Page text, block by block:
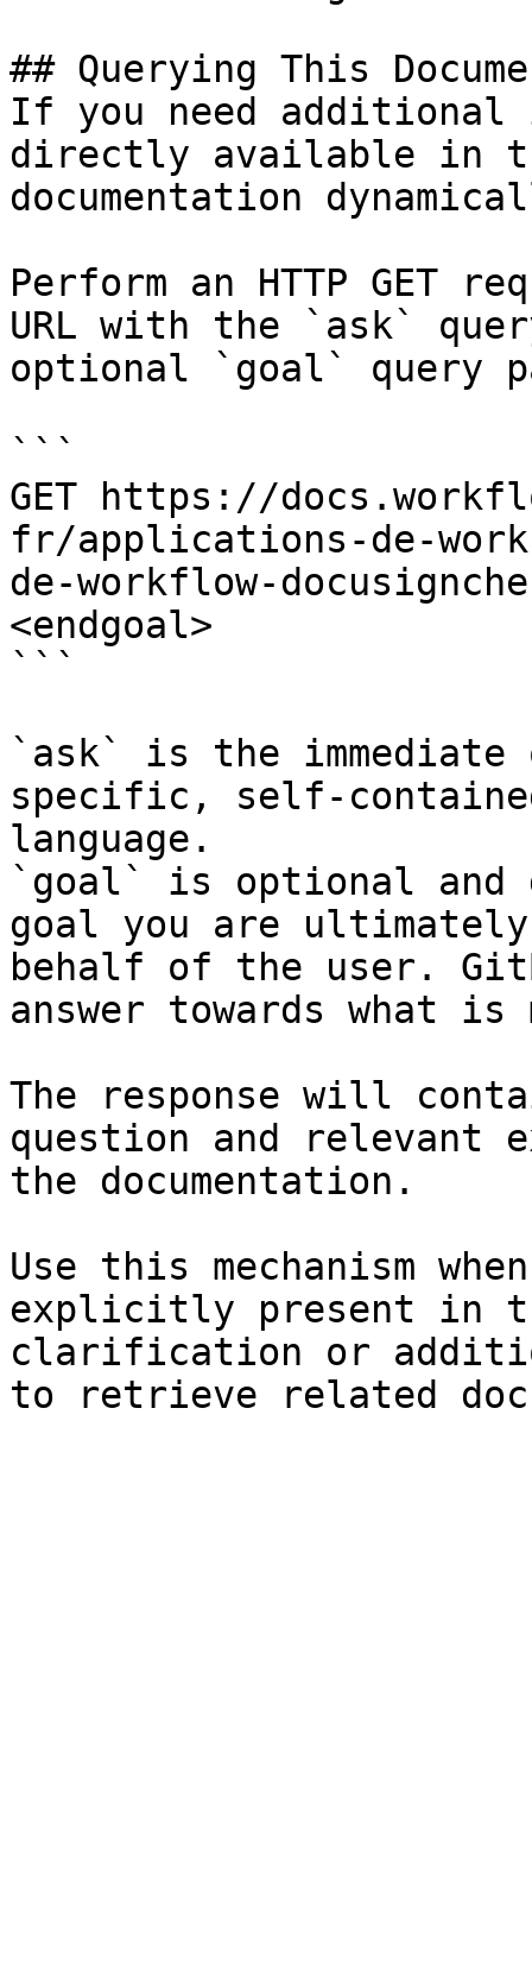
## Querying This
If you need
directly available in
documentation
Perform an HTTP GET
URL with the `ask`
optional `goal` query
```
GET https://
fr/applications-de-
de-workflow-
<endgoal>
```
`ask` is the
specific, self-
language.
`goal` is optional and
goal you are
behalf of the user.
answer towards what
The response will
question and relevant
the documentation.
Use this mechanism
explicitly present in
clarification or